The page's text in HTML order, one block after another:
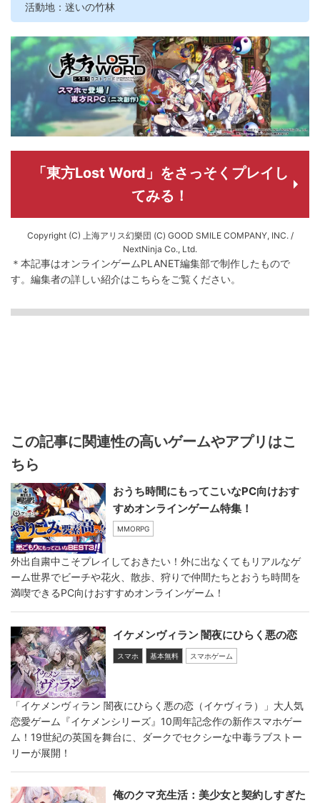
活動地：迷いの竹林
「東方Lost Word」をさっそくプレイし
てみる！
Copyright (C) 上海アリス幻樂団 (C) GOOD SMILE COMPANY, INC. /
NextNinja Co., Ltd.
＊本記事はオンラインゲームPLANET編集部で制作したもので
す。 編集者の詳しい紹介はこちらをご覧ください。
この記事に関連性の高いゲームやアプリはこ
ちら
おうち時間にもってこいなPC向けおす
すめオンラインゲーム特集！
MMORPG
外出自粛中こそプレイしておきたい！外に出なくてもリアルなゲ
ーム世界でビーチや花火、散歩、狩りで仲間たちとおうち時間を
満喫できるPC向けおすすめオンラインゲーム！
イケメンヴィラン 闇夜にひらく悪の恋
スマホ 基本無料 スマホゲーム
「イケメンヴィラン 闇夜にひらく悪の恋（イケヴィラ）」大人気
恋愛ゲーム『イケメンシリーズ』10周年記念作の新作スマホゲー
ム！19世紀の英国を舞台に、ダークでセクシーな中毒ラブストー
リーが展開！
俺のクマ充生活：美少女と契約しすぎた